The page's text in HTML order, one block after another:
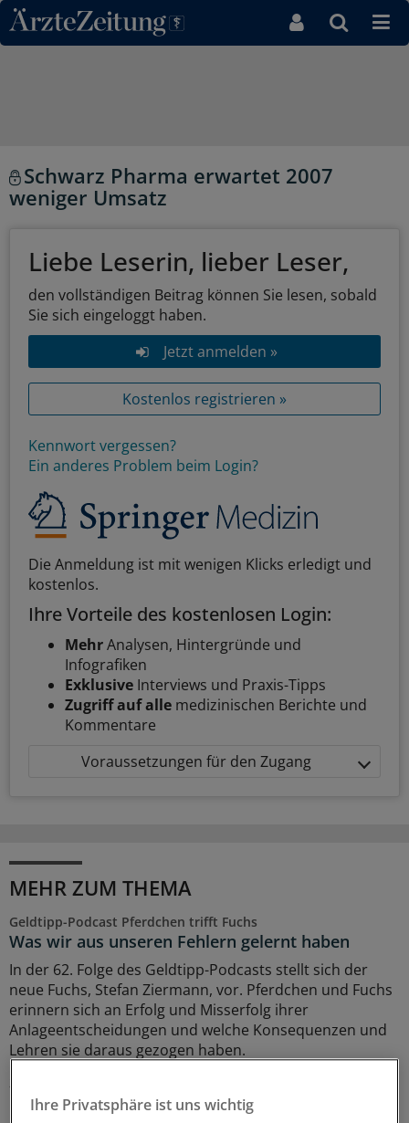
Direkt zum Inhaltsbereich
Schwarz Pharma erwartet 2007
weniger Umsatz
Liebe Leserin, lieber Leser,
den vollständigen Beitrag können Sie lesen, sobald
Sie sich eingeloggt haben.
Jetzt anmelden »
Kostenlos registrieren »
Kennwort vergessen?
Ein anderes Problem beim Login?
Die Anmeldung ist mit wenigen Klicks erledigt und
kostenlos.
Ihre Vorteile des kostenlosen Login:
MehrAnalysen, Hintergründe und
Infografiken
Exklusive Interviews und Praxis-Tipps
Zugriff auf alle medizinischen Berichte und
Kommentare
Voraussetzungen für den Zugang
MEHR ZUM THEMA
Geldtipp-Podcast Pferdchen trifft Fuchs
Was wir aus unseren Fehlern gelernt haben
In der 62. Folge des Geldtipp-Podcasts stellt sich der
neue Fuchs, Stefan Ziermann, vor. Pferdchen und Fuchs
erinnern sich an Erfolg und Misserfolg ihrer
Anlageentscheidungen und welche Konsequenzen und
Lehren sie daraus gezogen haben.
28.07.2026
Ihre Privatsphäre ist uns wichtig